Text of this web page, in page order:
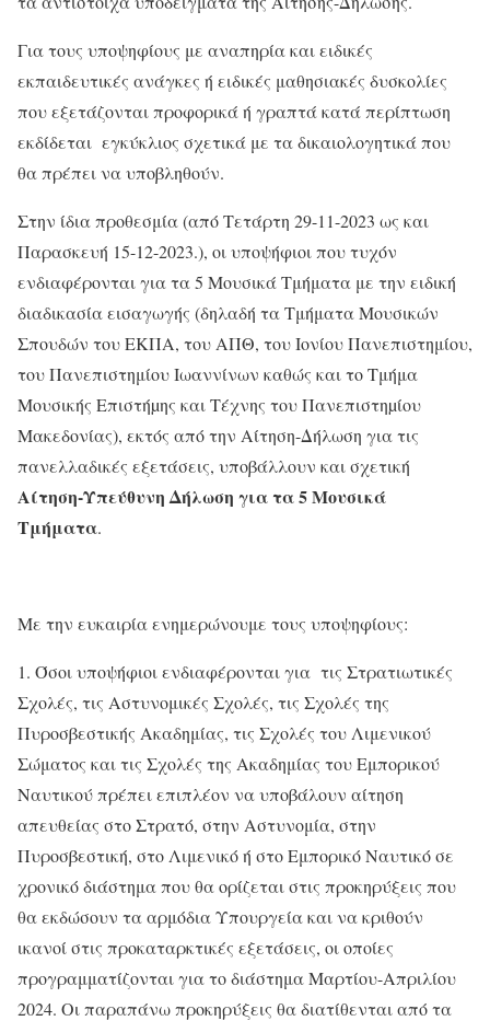
Για τους υποψηφίους με αναπηρία και ειδικές
εκπαιδευτικές ανάγκες ή ειδικές μαθησιακές δυσκολίες
που εξετάζονται προφορικά ή γραπτά κατά περίπτωση
εκδίδεται εγκύκλιος σχετικά με τα δικαιολογητικά που
θα πρέπει να υποβληθούν.
Στην ίδια προθεσμία (από Τετάρτη 29-11-2023 ως και
Παρασκευή 15-12-2023.), οι υποψήφιοι που τυχόν
ενδιαφέρονται για τα 5 Μουσικά Τμήματα με την ειδική
διαδικασία εισαγωγής (δηλαδή τα Τμήματα Μουσικών
Σπουδών του ΕΚΠΑ, του ΑΠΘ, του Ιονίου Πανεπιστημίου,
του Πανεπιστημίου Ιωαννίνων καθώς και το Τμήμα
Μουσικής Επιστήµης και Τέχνης του Πανεπιστηµίου
Μακεδονίας), εκτός από την Αίτηση-Δήλωση για τις
πανελλαδικές εξετάσεις, υποβάλλουν και σχετική
Αίτηση-Υπεύθυνη Δήλωση για τα 5 Μουσικά
Τμήματα.
Με την ευκαιρία ενημερώνουμε τους υποψηφίους:
1. Όσοι υποψήφιοι ενδιαφέρονται για τις Στρατιωτικές
Σχολές, τις Αστυνομικές Σχολές, τις Σχολές της
Πυροσβεστικής Ακαδημίας, τις Σχολές του Λιμενικού
Σώματος και τις Σχολές της Ακαδημίας του Εμπορικού
Ναυτικού πρέπει επιπλέον να υποβάλουν αίτηση
απευθείας στο Στρατό, στην Αστυνομία, στην
Πυροσβεστική, στο Λιμενικό ή στο Εμπορικό Ναυτικό σε
χρονικό διάστημα που θα ορίζεται στις προκηρύξεις που
θα εκδώσουν τα αρμόδια Υπουργεία και να κριθούν
ικανοί στις προκαταρκτικές εξετάσεις, οι οποίες
προγραμματίζονται για το διάστημα Μαρτίου-Απριλίου
2024. Οι παραπάνω προκηρύξεις θα διατίθενται από τα